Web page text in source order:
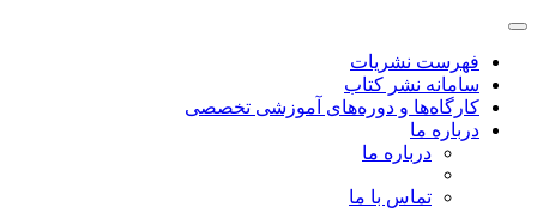
فهرست نشریات
سامانه نشر کتاب
کارگاه‌ها و دوره‌های آموزشی تخصصی
درباره ما
درباره ما
تماس با ما